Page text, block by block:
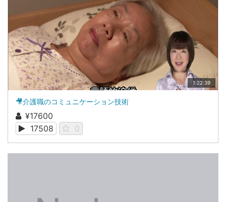
1:22:39
🎥介護職のコミュニケーション技術
¥17600
17508
0